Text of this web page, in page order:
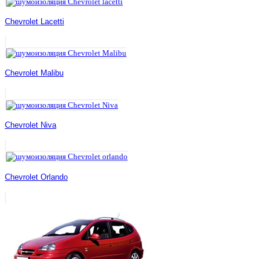
Chevrolet Lacetti
Chevrolet Malibu
Chevrolet Niva
Chevrolet Orlando